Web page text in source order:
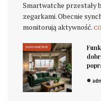
Smartwatche przestały
zegarkami. Obecnie
monitorują aktywność.
DOM I WNĘTRZE